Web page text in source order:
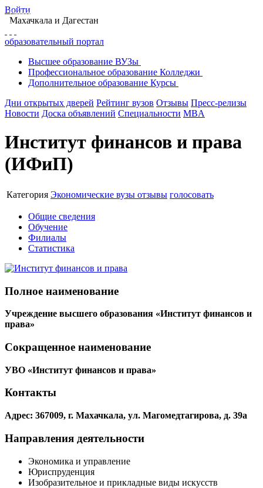
Войти
Махачкала и Дагестан
образовательный портал
Высшее образование ВУЗы
Профессиональное образование Колледжи
Дополнительное образование Курсы
Дни открытых дверей Рейтинг вузов Отзывы Пресс-релизы
Новости Доска объявлений Специальности MBA
Институт финансов и права
(ИФиП)
Категория Экономические вузы отзывы голосовать
Главная
Институт финансов и права
Общие сведения
Обучение
Филиалы
Статистика
Полное наименование
Учреждение высшего образования «Институт финансов и
права»
Сокращенное наименование
УВО «Институт финансов и права»
Контакты
Адрес: 367009, г. Махачкала, ул. Магомедтагирова, д. 39а
Направления деятельности
Экономика и управление
Юриспруденция
Изобразительное и прикладные виды искусств